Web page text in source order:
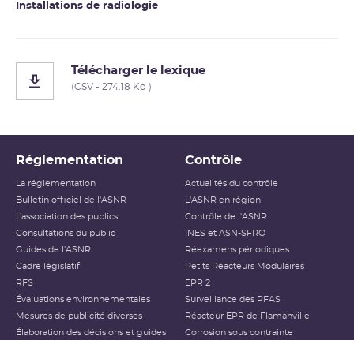
Installations de radiologie
Télécharger le lexique
(CSV - 274.18 Ko )
Réglementation
La réglementation
Bulletin officiel de l'ASNR
L’association des publics
Consultations du public
Guides de l'ASNR
Cadre législatif
RFS
Évaluations environnementales
Mesures de publicité diverses
Élaboration des décisions et guides
Contrôle
Actualités du contrôle
L'ASNR en région
Contrôle de l'ASNR
INES et ASN-SFRO
Réexamens périodiques
Petits Réacteurs Modulaires
EPR 2
Surveillance des PFAS
Réacteur EPR de Flamanville
Corrosion sous contrainte